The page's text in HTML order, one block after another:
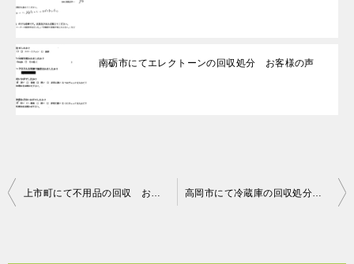
南砺市にてエレクトーンの回収処分 お客様の声
投
上市町にて不用品の回収 お客様の声 高岡市にて冷蔵庫の回収処分 お客様の声